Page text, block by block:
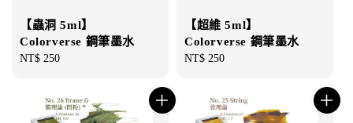
【蟲洞 5ml】
Colorverse 鋼筆墨水
Regular
NT$ 250
【超維 5ml】
Colorverse 鋼筆墨水
Regular
NT$ 250